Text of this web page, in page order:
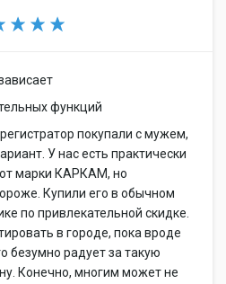
функций
покупали с мужем,
У нас есть практически
марки КАРКАМ, но
Купили его в обычном
по привлекательной скидке.
в городе, пока вроде
безумно радует за такую
Конечно, многим может не